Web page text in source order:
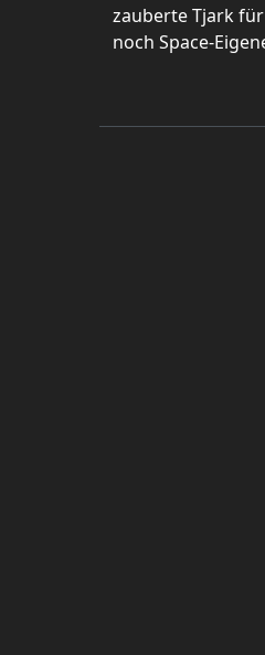
zauberte Tjark
noch Space-